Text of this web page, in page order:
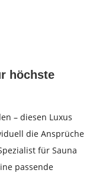
höchste
– diesen Luxus
die Ansprüche
für Sauna
passende